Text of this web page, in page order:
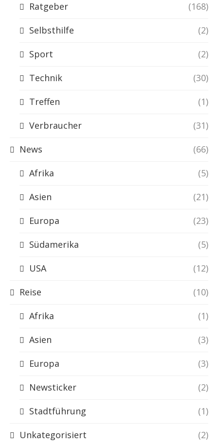
Ratgeber (168)
Selbsthilfe (2)
Sport (2)
Technik (30)
Treffen (1)
Verbraucher (31)
News (66)
Afrika (5)
Asien (21)
Europa (23)
Südamerika (5)
USA (12)
Reise (10)
Afrika (1)
Asien (3)
Europa (3)
Newsticker (2)
Stadtführung (1)
Unkategorisiert (2)